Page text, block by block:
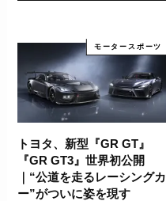
モータースポーツ
トヨタ、新型『GR GT』
『GR GT3』世界初公開
｜“公道を走るレーシングカ
ー”がついに姿を現す